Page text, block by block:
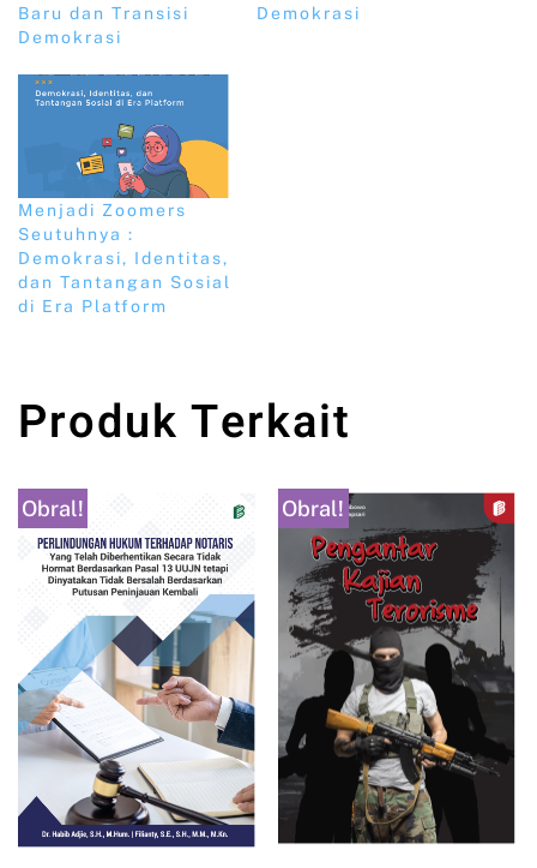
Baru dan Transisi
Demokrasi
Demokrasi
Menjadi Zoomers
Seutuhnya :
Demokrasi, Identitas,
dan Tantangan Sosial
di Era Platform
Produk Terkait
Obral! Obral!